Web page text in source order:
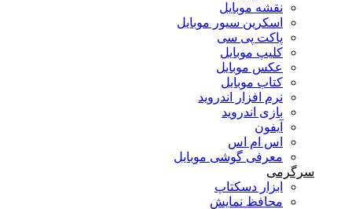
نقشه موبایل
اسکرین سیور موبایل
پاکت پی سی
کلیپ موبایل
عکس موبایل
کتاب موبایل
نرم افزار اندروید
بازی اندروید
آیفون
اس ام اس
معرفی گوشی موبایل
سرگرمی
ابزار دسکتاپ
محافظ نمایش